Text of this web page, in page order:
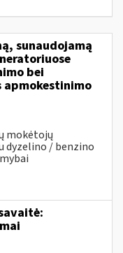
sunaudojamą
bei
apmokestinimo
mokėtojų
dyzelino / benzino